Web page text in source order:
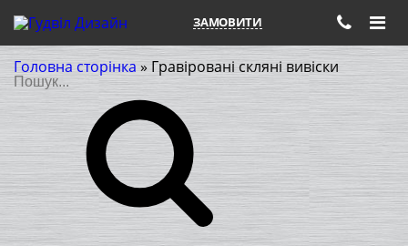
ЗАМОВИТИ
Головна сторінка » Гравіровані скляні вивіски
Пошук